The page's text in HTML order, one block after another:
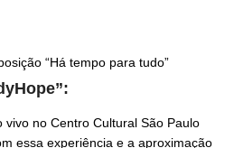
“Há tempo para tudo”
vivo no Centro Cultural São Paulo
essa experiência e a aproximação